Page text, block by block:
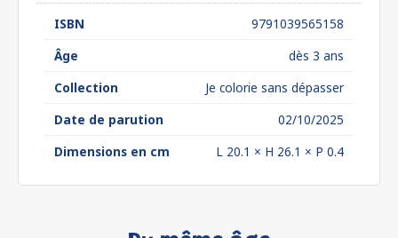
ISBN
9791039565158
Âge
dès 3 ans
Collection
Je colorie sans dépasser
Date de parution
02/10/2025
Dimensions en cm
L 20.1 × H 26.1 × P 0.4